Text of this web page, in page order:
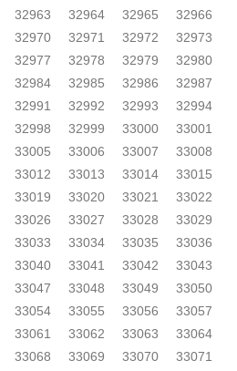
32963 32964 32965
32966
32970 32971 32972
32973
32977 32978 32979
32980
32984 32985 32986
32987
32991 32992 32993
32994
32998 32999 33000
33001
33005 33006 33007
33008
33012 33013 33014
33015
33019 33020 33021
33022
33026 33027 33028
33029
33033 33034 33035
33036
33040 33041 33042
33043
33047 33048 33049
33050
33054 33055 33056
33057
33061 33062 33063
33064
33068 33069 33070
33071